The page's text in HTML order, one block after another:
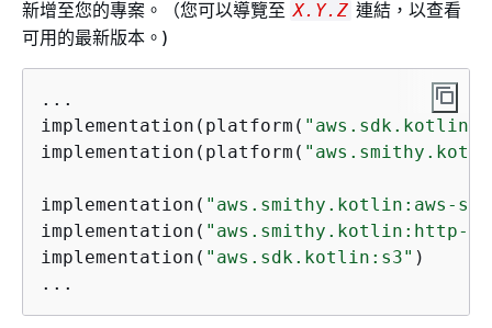
新增至您的專案。（您可以導覽至 X.Y.Z 連結，以查看
可用的最新版本。)
...
implementation(platform(
implementation(platform(
implementation( "aws.smithy.kotlin:aws-
implementation( "aws.smithy.kotlin:http-
implementation( "aws.sdk.kotlin:s3" )
...